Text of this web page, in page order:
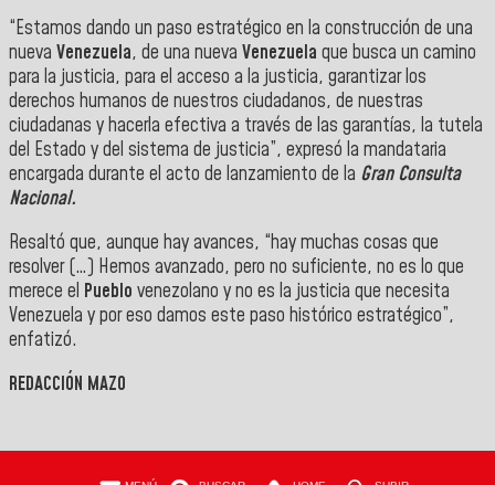
“Estamos dando un paso estratégico en la construcción de una
nueva Venezuela, de una nueva Venezuela que busca un camino
para la justicia, para el acceso a la justicia, garantizar los
derechos humanos de nuestros ciudadanos, de nuestras
ciudadanas y hacerla efectiva a través de las garantías, la tutela
del Estado y del sistema de justicia”, expresó la mandataria
encargada durante el acto de lanzamiento de la Gran Consulta
Nacional.
Resaltó que, aunque hay avances, “hay muchas cosas que
resolver (…) Hemos avanzado, pero no suficiente, no es lo que
merece el Pueblo venezolano y no es la justicia que necesita
Venezuela y por eso damos este paso histórico estratégico”,
enfatizó.
REDACCIÓN MAZO